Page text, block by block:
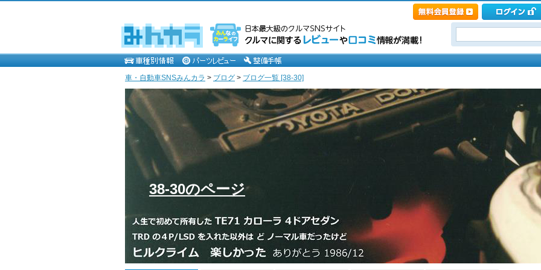
車・自動車SNSみんカラ > ブログ > ブログ一覧 [38-30]
38-30のページ